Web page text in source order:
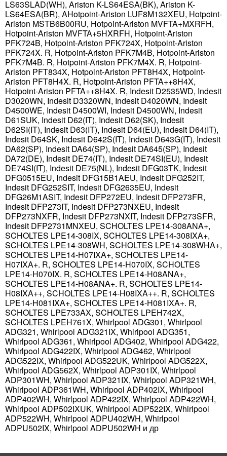
LS63SLAD(WH), Ariston K-LS64ESA(BK), Ariston K-
LS64ESA(BR), AHotpoint-Ariston LUF8M132XEU, Hotpoint-
Ariston MSTB6B00RU, Hotpoint-Ariston MVFTA+MXRFH,
Hotpoint-Ariston MVFTA+5HXRFH, Hotpoint-Ariston
PFK724B, Hotpoint-Ariston PFK724X, Hotpoint-Ariston
PFK724X. R, Hotpoint-Ariston PFK7M4B, Hotpoint-Ariston
PFK7M4B. R, Hotpoint-Ariston PFK7M4X. R, Hotpoint-
Ariston PFT834X, Hotpoint-Ariston PFT8H4X, Hotpoint-
Ariston PFT8H4X. R, Hotpoint-Ariston PFTA++8H4X,
Hotpoint-Ariston PFTA++8H4X. R, Indesit D2535WD, Indesit
D3020WN, Indesit D3320WN, Indesit D4020WN, Indesit
D4500WE, Indesit D4500WI, Indesit D4500WN, Indesit
D61SUK, Indesit D62(IT), Indesit D62(SK), Indesit
D62SI(IT), Indesit D63(IT), Indesit D64(EU), Indesit D64(IT),
Indesit D64SK, Indesit D642S(IT), Indesit D643G(IT), Indesit
DA62(SP), Indesit DA64(SP), Indesit DA645(SP), Indesit
DA72(DE), Indesit DE74(IT), Indesit DE74SI(EU), Indesit
DE74SI(IT), Indesit DE75(NL), Indesit DFG03TK, Indesit
DFG0515EU, Indesit DFG15B1AEU, Indesit DFG252IT,
Indesit DFG252SIT, Indesit DFG2635EU, Indesit
DFG26M1ASIT, Indesit DFP272EU, Indesit DFP273FR,
Indesit DFP273IT, Indesit DFP273NXEU, Indesit
DFP273NXFR, Indesit DFP273NXIT, Indesit DFP273SFR,
Indesit DFP2731MNXEU, SCHOLTES LPE14-308ANA+,
SCHOLTES LPE14-308IX, SCHOLTES LPE14-308IXA+,
SCHOLTES LPE14-308WH, SCHOLTES LPE14-308WHA+,
SCHOLTES LPE14-H07IXA+, SCHOLTES LPE14-
H07IXA+. R, SCHOLTES LPE14-H070IX, SCHOLTES
LPE14-H070IX. R, SCHOLTES LPE14-H08ANA+,
SCHOLTES LPE14-H08ANA+. R, SCHOLTES LPE14-
H08IXA++, SCHOLTES LPE14-H08IXA++. R, SCHOLTES
LPE14-H081IXA+, SCHOLTES LPE14-H081IXA+. R,
SCHOLTES LPE733AX, SCHOLTES LPEH742X,
SCHOLTES LPEH761X, Whirlpool ADG301, Whirlpool
ADG321, Whirlpool ADG321IX, Whirlpool ADG351,
Whirlpool ADG361, Whirlpool ADG402, Whirlpool ADG422,
Whirlpool ADG422IX, Whirlpool ADG462, Whirlpool
ADG522IX, Whirlpool ADG522UK, Whirlpool ADG522X,
Whirlpool ADG562X, Whirlpool ADP301IX, Whirlpool
ADP301WH, Whirlpool ADP321IX, Whirlpool ADP321WH,
Whirlpool ADP361WH, Whirlpool ADP402IX, Whirlpool
ADP402WH, Whirlpool ADP422IX, Whirlpool ADP422WH,
Whirlpool ADP502IXUK, Whirlpool ADP522IX, Whirlpool
ADP522WH, Whirlpool ADPU402WH, Whirlpool
ADPU502IX, Whirlpool ADPU502WH и др